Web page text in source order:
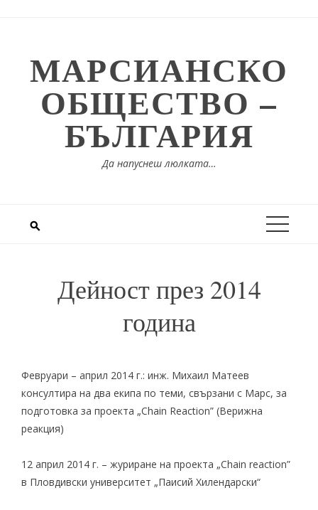
МАРСИАНСКО
ОБЩЕСТВО –
БЪЛГАРИЯ
Да напуснеш люлката…
Дейност през 2014
година
Февруари – април 2014 г.: инж. Михаил Матеев
консултира на два екипа по теми, свързани с Марс, за
подготовка за проекта „Chain Reaction” (Верижна
реакция)
12 април 2014 г. – журиране на проекта „Chain reaction”
в Пловдивски университет „Паисий Хилендарски“